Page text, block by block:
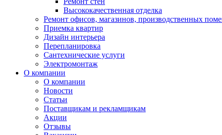
Высококачественная отделка
Ремонт офисов, магазинов, производственных
Приемка квартир
Дизайн интерьера
Перепланировка
Сантехнические услуги
Электромонтаж
О компании
О компании
Новости
Статьи
Поставщикам и рекламщикам
Акции
Отзывы